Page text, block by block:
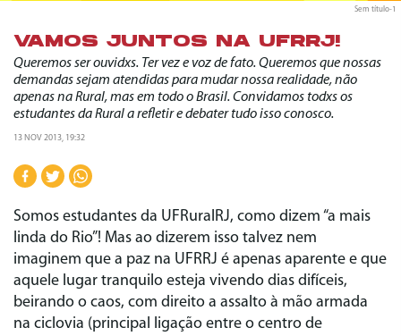
Sem título-1
VAMOS JUNTOS NA UFRRJ!
Queremos ser ouvidxs. Ter vez e voz de fato. Queremos que nossas
demandas sejam atendidas para mudar nossa realidade, não
apenas na Rural, mas em todo o Brasil. Convidamos todxs os
estudantes da Rural a refletir e debater tudo isso conosco.
13 NOV 2013, 19:32
Somos estudantes da UFRuralRJ, como dizem “a mais
linda do Rio”! Mas ao dizerem isso talvez nem
imaginem que a paz na UFRRJ é apenas aparente e que
aquele lugar tranquilo esteja vivendo dias difíceis,
beirando o caos, com direito a assalto à mão armada
na ciclovia (principal ligação entre o centro de